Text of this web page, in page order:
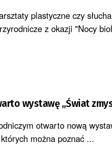
plastyczne czy
z okazji "Nocy
wystawę „Świat
otwarto nową
można poznać ...